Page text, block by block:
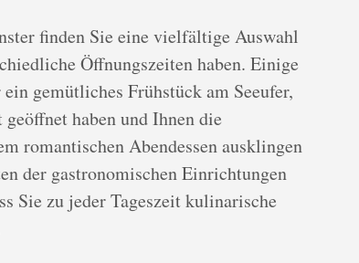
finden Sie eine vielfältige Auswahl
Öffnungszeiten haben. Einige
gemütliches Frühstück am Seeufer,
haben und Ihnen die
romantischen Abendessen ausklingen
der gastronomischen Einrichtungen
Sie zu jeder Tageszeit kulinarische